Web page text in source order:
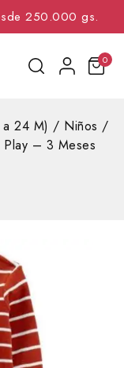
250.000 gs.
0
24 M) / Niños /
– 3 Meses